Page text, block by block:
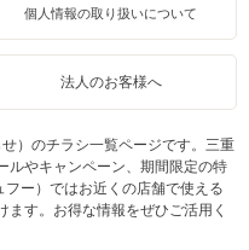
個人情報の取り扱いについて
法人のお客様へ
）のチラシ一覧ページです。三重
ルやキャンペーン、期間限定の特
ー）ではお近くの店舗で使える
す。お得な情報をぜひご活用く